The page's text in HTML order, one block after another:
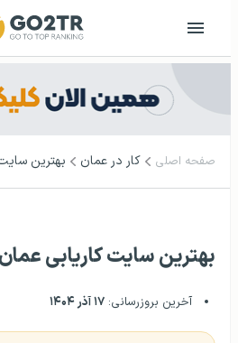
صفحه اصلی کار در عمان بهترین
بهترین سایت کاریابی عمان
آخرین بروزرسانی: ۱۷ آذر ۱۴۰۴